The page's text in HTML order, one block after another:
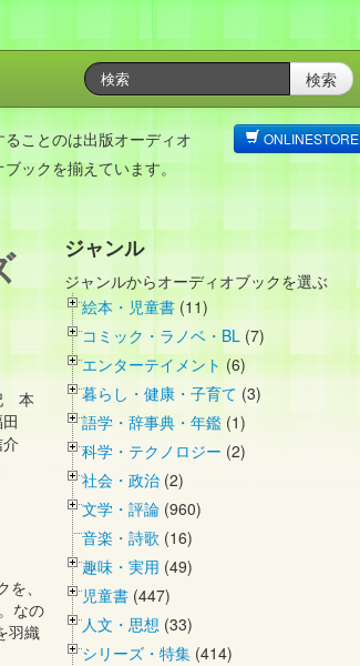
検索
ことのは出版オーディオ
ックを揃えています。
ONLINESTORE
本
介
、
なの
羽織
ジャンル
ジャンルからオーディオブックを選ぶ
絵本・児童書 (11)
コミック・ラノベ・BL (7)
エンターテイメント (6)
暮らし・健康・子育て (3)
語学・辞事典・年鑑 (1)
科学・テクノロジー (2)
社会・政治 (2)
文学・評論 (960)
音楽・詩歌 (16)
趣味・実用 (49)
児童書 (447)
人文・思想 (33)
シリーズ・特集 (414)